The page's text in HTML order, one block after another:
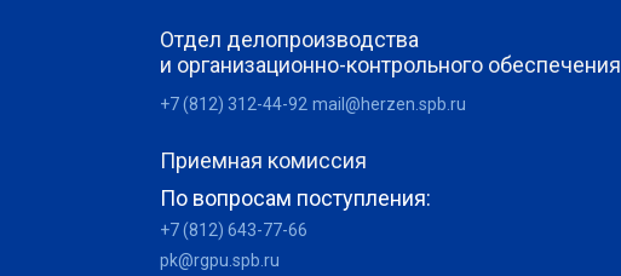
Отдел делопроизводства
и организационно-контрольного обеспечения
+7 (812) 312-44-92 mail@herzen.spb.ru
Приемная комиссия
По вопросам поступления:
+7 (812) 643-77-66
pk@rgpu.spb.ru